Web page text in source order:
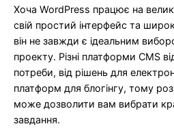
Хоча WordPress працює на
свій простий інтерфейс та
він не завжди є ідеальним
проекту. Різні платформи CMS
потреби, від рішень для
платформ для блогінгу, тому
може дозволити вам вибрати
завдання.